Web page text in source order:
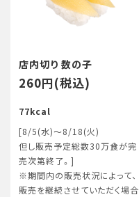
店内切り 数の子
260円(税込)
77kcal
[8/5(水)～8/18(火)
但し販売予定総数30万食が完
売次第終了。]
※期間内の販売状況によって、
販売を継続させていただく場合